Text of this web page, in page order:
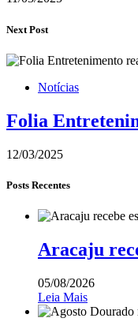
Next Post
Notícias
Folia
12/03/2025
Posts Recentes
Aracaju
05/08/2026
Leia Mais